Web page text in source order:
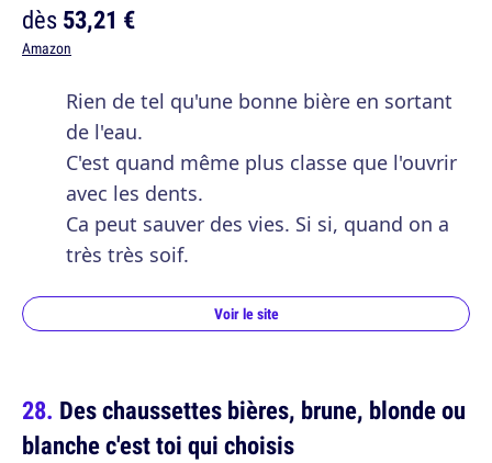
dès53,21 €
Amazon
Rien de tel qu'une bonne bière en sortant
de l'eau.
C'est quand même plus classe que l'ouvrir
avec les dents.
Ca peut sauver des vies. Si si, quand on a
très très soif.
Voir le site
Des chaussettes bières, brune, blonde ou
blanche c'est toi qui choisis